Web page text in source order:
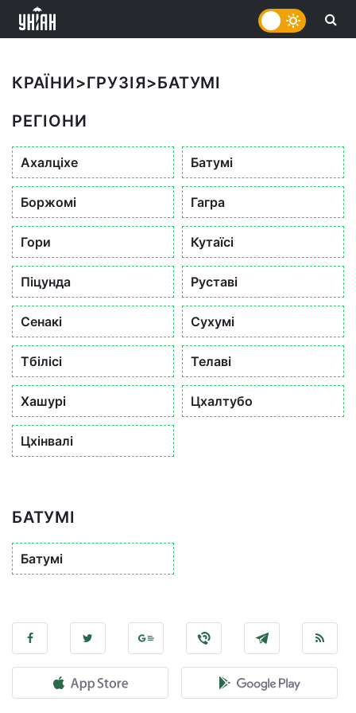
КРАЇНИ>ГРУЗІЯ>БАТУМІ
РЕГІОНИ
Ахалціхе Батумі
Боржомі Гагра
Гори Кутаїсі
Піцунда Руставі
Сенакі Сухумі
Тбілісі Телаві
Хашурі Цхалтубо
Цхінвалі
БАТУМІ
Батумі